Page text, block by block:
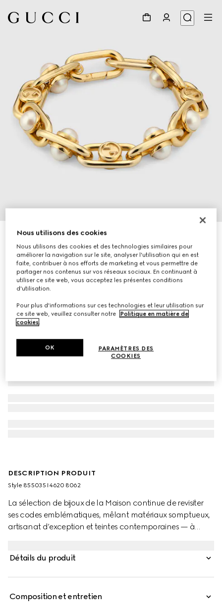
Bracelet avec perles mobiles
€ 850
DESCRIPTION PRODUIT
Style ‎855035 I4620 8062
La sélection de bijoux de la Maison continue de revisiter
ses codes emblématiques, mêlant matériaux somptueux,
artisanat d’exception et teintes contemporaines — à
Détails du produit
Composition et entretien
Nous utilisons des cookies
Nous utilisons des cookies et des technologies similaires pour
améliorer la navigation sur le site, analyser l'utilisation qui en est
faite, contribuer à nos efforts de marketing et vous permettre de
partager nos contenus sur vos réseaux sociaux. En continuant à
utiliser ce site web, vous acceptez les présentes conditions
d'utilisation.
Pour plus d'informations sur ces technologies et leur utilisation sur
ce site web, veuillez consulter notre
Politique en matière de
cookies.
PARAMÈTRES DES
COOKIES
OK